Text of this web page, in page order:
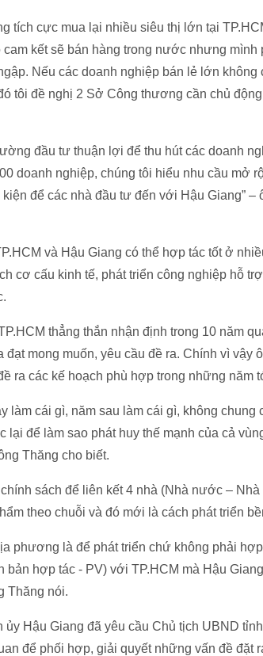
tích cực mua lại nhiều siêu thị lớn tại
kết sẽ bán hàng trong nước nhưng mình
Nếu các doanh nghiệp bán lẻ lớn không
tôi đề nghị 2 Sở Công thương cần chủ
đầu tư thuận lợi để thu hút các doanh
doanh nghiệp, chúng tôi hiểu nhu cầu mở
để các nhà đầu tư đến với Hậu Giang” –
và Hậu Giang có thể hợp tác tốt ở
cơ cấu kinh tế, phát triển công nghiệp hỗ
thẳng thắn nhận định trong 10 năm
mong muốn, yêu cầu đề ra. Chính vì vậy
ra các kế hoạch phù hợp trong những năm
làm cái gì, năm sau làm cái gì, không chung
để làm sao phát huy thế mạnh của cả
Thăng cho biết.
sách để liên kết 4 nhà (Nhà nước – Nhà
theo chuỗi và đó mới là cách phát triển
phương là để phát triển chứ không phải
bản hợp tác - PV) với TP.HCM mà Hậu
Thăng nói.
Hậu Giang đã yêu cầu Chủ tịch UBND
để phối hợp, giải quyết những vấn đề đặt